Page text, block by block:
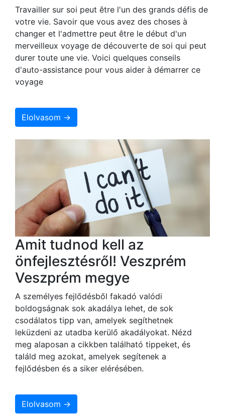
Travailler sur soi peut être l'un des grands défis de
votre vie. Savoir que vous avez des choses à
changer et l'admettre peut être le début d'un
merveilleux voyage de découverte de soi qui peut
durer toute une vie. Voici quelques conseils
d'auto-assistance pour vous aider à démarrer ce
voyage
Elolvasom →
Amit tudnod kell az
önfejlesztésről! Veszprém
Veszprém megye
A személyes fejlődésből fakadó valódi
boldogságnak sok akadálya lehet, de sok
csodálatos tipp van, amelyek segíthetnek
leküzdeni az utadba kerülő akadályokat. Nézd
meg alaposan a cikkben található tippeket, és
találd meg azokat, amelyek segítenek a
fejlődésben és a siker elérésében.
Elolvasom →